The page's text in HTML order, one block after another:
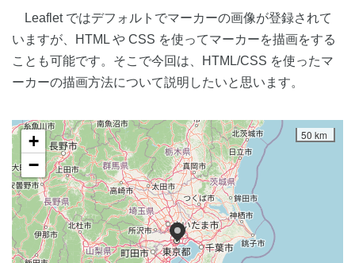
Leaflet ではデフォルトでマーカーの画像が登録されて
いますが、HTML や CSS を使ってマーカーを描画をする
ことも可能です。そこで今回は、HTML/CSS を使ったマ
ーカーの描画方法について説明したいと思います。
+
−
50 km